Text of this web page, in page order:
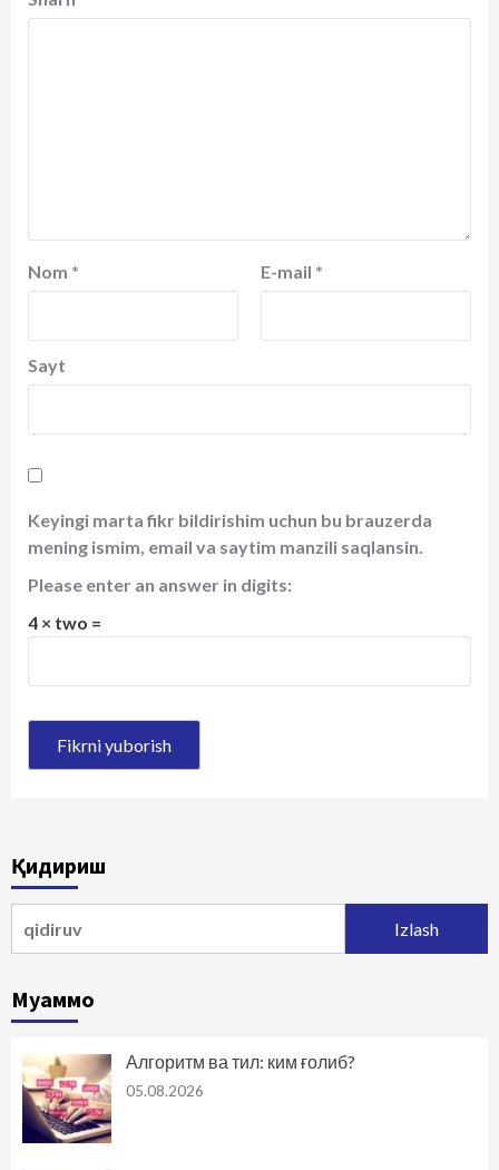
Nom * E-mail *
Sayt
Keyingi marta fikr bildirishim uchun bu brauzerda
mening ismim, email va saytim manzili saqlansin.
Please enter an answer in digits:
4 × two =
Қидириш
Муаммо
Алгоритм ва тил: ким ғолиб?
05.08.2026